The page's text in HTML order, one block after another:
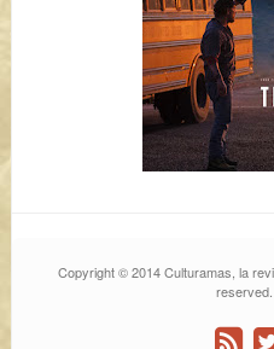
Copyright © 2014 Culturamas, la
reserved.